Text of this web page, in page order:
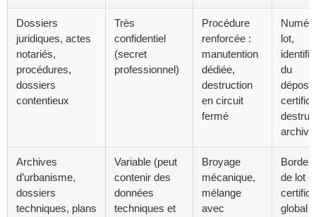
Dossiers
juridiques, actes
notariés,
procédures,
dossiers
contentieux
Très
confidentiel
(secret
professionnel)
Procédure
renforcée :
manutention
dédiée,
destruction
en circuit
fermé
lot,
du
Archives
d’urbanisme,
dossiers
techniques, plans
Variable (peut
contenir des
données
techniques et
Broyage
mécanique,
mélange
avec
de lot +
global